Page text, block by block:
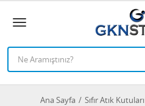
Ana Sayfa Sıfır Atık Kutuları